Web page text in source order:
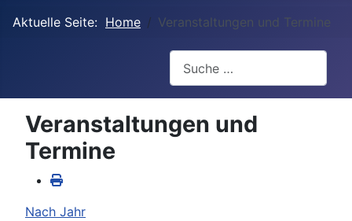
Aktuelle Seite: Home Veranstaltungen und Termine
Veranstaltungen und
Termine
Nach Jahr